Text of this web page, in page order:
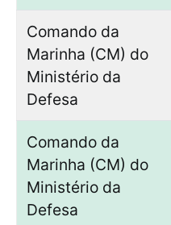
Comando da
Marinha (CM) do
Ministério da
Defesa
Comando da
Marinha (CM) do
Ministério da
Defesa